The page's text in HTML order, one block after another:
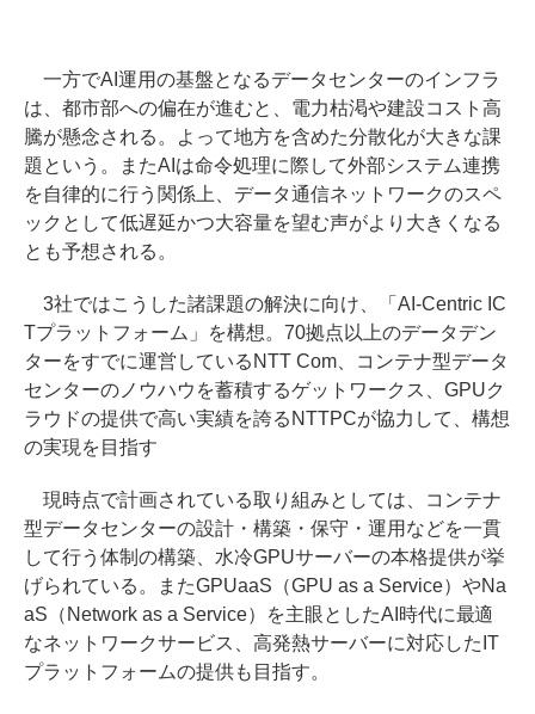
一方でAI運用の基盤となるデータセンターのインフラ
は、都市部への偏在が進むと、電力枯渇や建設コスト高
騰が懸念される。よって地方を含めた分散化が大きな課
題という。またAIは命令処理に際して外部システム連携
を自律的に行う関係上、データ通信ネットワークのスペ
ックとして低遅延かつ大容量を望む声がより大きくなる
とも予想される。
3社ではこうした諸課題の解決に向け、「AI-Centric IC
Tプラットフォーム」を構想。70拠点以上のデータデン
ターをすでに運営しているNTT Com、コンテナ型データ
センターのノウハウを蓄積するゲットワークス、GPUク
ラウドの提供で高い実績を誇るNTTPCが協力して、構想
の実現を目指す
現時点で計画されている取り組みとしては、コンテナ
型データセンターの設計・構築・保守・運用などを一貫
して行う体制の構築、水冷GPUサーバーの本格提供が挙
げられている。またGPUaaS（GPU as a Service）やNa
aS（Network as a Service）を主眼としたAI時代に最適
なネットワークサービス、高発熱サーバーに対応したIT
プラットフォームの提供も目指す。